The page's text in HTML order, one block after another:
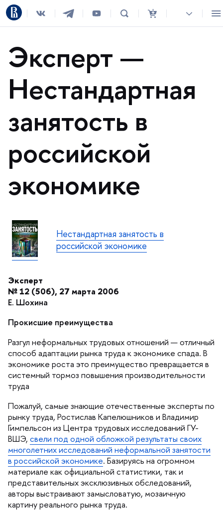
Эксперт —
Нестандартная
занятость
российской
экономике
Нестандартная занятость
российской экономике
Эксперт
№ 12 (506), 27 марта 2006
Е. Шохина
Прокисшие преимущества
Разгул неформальных трудовых отношений — отличный
способ адаптации рынка труда к экономике спада.
экономике роста это преимущество превращается
системный тормоз повышения производительности
труда
Пожалуй, самые знающие отечественные эксперты по
рынку труда, Ростислав Капелюшников и Владимир
Гимпельсон из Центра трудовых исследований ГУ-
ШЭ, свели под одной обложкой результаты своих
многолетних исследований неформальной занятости
российской экономике. Базируясь на огромном
материале как официальной статистики, так и
представительных эксклюзивных обследований,
авторы выстраивают замысловатую, мозаичную
картину реального рынка труда.